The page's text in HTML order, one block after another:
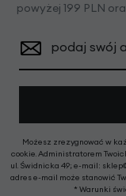
powyżej 199 PLN
podaj swój
Możesz zrezygnować w
cookie. Administratorem
ul. Świdnicka 49; e-mail:
adres e-mail może stanowić
* Warunki